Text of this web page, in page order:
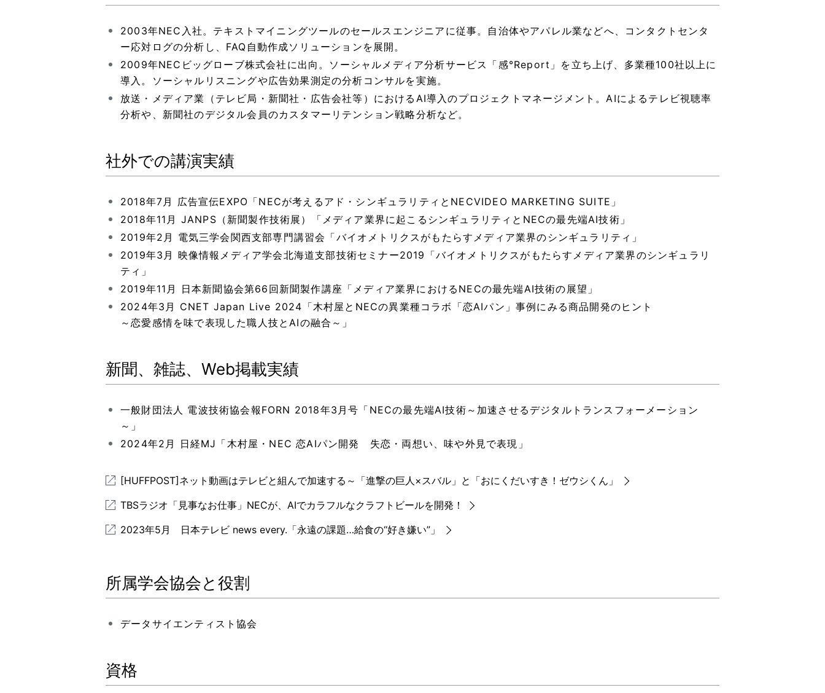
2003年NEC入社。テキストマイニングツールのセールスエンジニアに従事。自治体やアパレル業などへ、コンタクトセンタ
ー応対ログの分析し、FAQ自動作成ソリューションを展開。
2009年NECビッグローブ株式会社に出向。ソーシャルメディア分析サービス「感°Report」を立ち上げ、多業種100社以上に
導入。ソーシャルリスニングや広告効果測定の分析コンサルを実施。
放送・メディア業（テレビ局・新聞社・広告会社等）におけるAI導入のプロジェクトマネージメント。AIによるテレビ視聴率
分析や、新聞社のデジタル会員のカスタマーリテンション戦略分析など。
社外での講演実績
2018年7月 広告宣伝EXPO「NECが考えるアド・シンギュラリティとNECVIDEO MARKETING SUITE」
2018年11月 JANPS（新聞製作技術展）「メディア業界に起こるシンギュラリティとNECの最先端AI技術」
2019年2月 電気三学会関西支部専門講習会「バイオメトリクスがもたらすメディア業界のシンギュラリティ」
2019年3月 映像情報メディア学会北海道支部技術セミナー2019「バイオメトリクスがもたらすメディア業界のシンギュラリ
ティ」
2019年11月 日本新聞協会第66回新聞製作講座「メディア業界におけるNECの最先端AI技術の展望」
2024年3月 CNET Japan Live 2024「木村屋とNECの異業種コラボ「恋AIパン」事例にみる商品開発のヒント
～恋愛感情を味で表現した職人技とAIの融合～」
新聞、雑誌、Web掲載実績
一般財団法人 電波技術協会報FORN 2018年3月号「NECの最先端AI技術～加速させるデジタルトランスフォーメーション
～」
2024年2月 日経MJ「木村屋・NEC 恋AIパン開発 失恋・両想い、味や外見で表現」
[HUFFPOST]ネット動画はテレビと組んで加速する～「進撃の巨人×スバル」と「おにくだいすき！ゼウシくん」
TBSラジオ「見事なお仕事」NECが、AIでカラフルなクラフトビールを開発！
2023年5月 日本テレビ news every.「永遠の課題…給食の“好き嫌い”」
所属学会協会と役割
データサイエンティスト協会
資格